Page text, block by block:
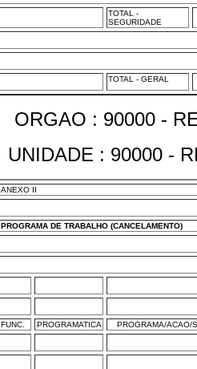
TOTAL -
SEGURIDADE
TOTAL - GERAL
ORGAO : 90000 -
UNIDADE : 90000 -
ANEXO II
PROGRAMA DE TRABALHO (CANCELAMENTO)
FUNC. PROGRAMATICA PROGRAMA/ACAO/